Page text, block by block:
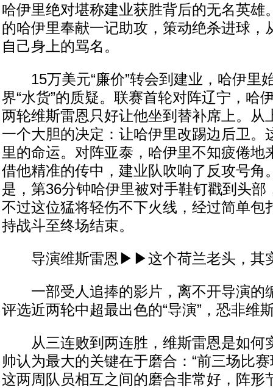
哈伊里绝对堪称建业获胜背后的无名英雄
的哈伊里奉献一记助攻，策动绝杀进球，
自己身上的骂名。
15万美元“廉价”转会到建业，哈伊里
界“水货”的质疑。联赛首轮对阵辽宁，哈
两轮维斯雷恩只好让他坐到替补席上。从
一个大胆的决定：让哈伊里改踢边后卫。
里的命运。对阵亚泰，哈伊里不知疲倦地
借他精准的传中，建业队吹响了反攻号角
是，第36分钟哈伊里被对手鞋钉戳到头部
不过这位猛将轻伤不下火线，经过简单包
持战斗至终场结束。
导演维斯雷恩▶▶这个荷兰老头，其
一部受人追捧的影片，离不开导演的
评选近两轮中超最出色的“导演”，恐非维
从三连败到两连胜，维斯雷恩是如何
帅认为最大的关键在于磨合：“前三场比
这两周队员相互之间的磨合非常好，阵形